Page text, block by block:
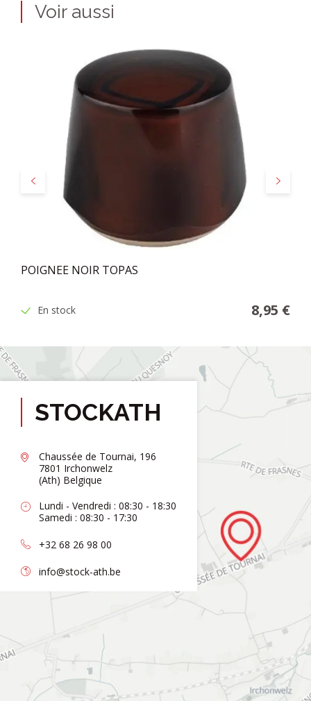
Voir aussi
Précédent Suivant
POIGNEE NOIR TOPAS
En stock 8,95 €
STOCKATH
Chaussée de Tournai, 196
7801 Irchonwelz
(Ath) Belgique
Lundi - Vendredi : 08:30 - 18:30
Samedi : 08:30 - 17:30
+32 68 26 98 00
info@stock-ath.be